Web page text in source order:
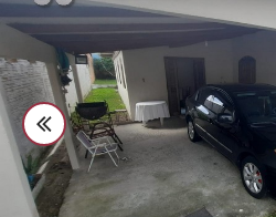
Fale Conosco 48 3364-0079
Plantão 48 99842-0500
Divulgue seu imóvel